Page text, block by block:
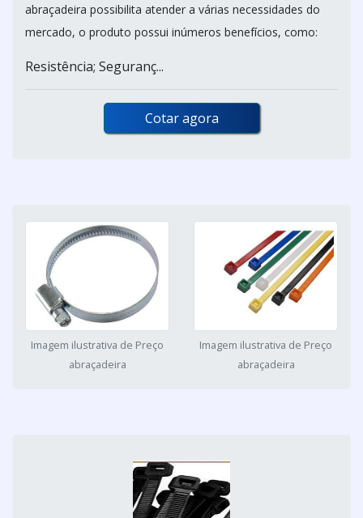
abraçadeira possibilita atender a várias necessidades do
mercado, o produto possui inúmeros benefícios, como:
Resistência; Seguranç...
Cotar agora
Imagem ilustrativa de Preço
abraçadeira
Imagem ilustrativa de Preço
abraçadeira